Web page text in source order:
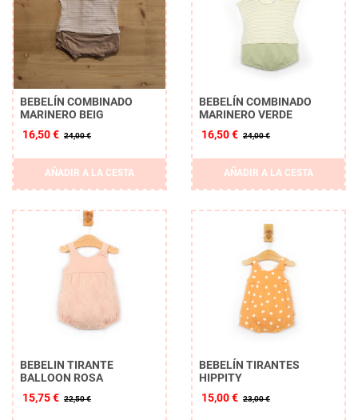
BEBELÍN COMBINADO
MARINERO BEIG
16,50 € 24,00 €
AÑADIR A LA CESTA
BEBELÍN COMBINADO
MARINERO VERDE
16,50 € 24,00 €
AÑADIR A LA CESTA
BEBELIN TIRANTE
BALLOON ROSA
15,75 € 22,50 €
BEBELÍN TIRANTES
HIPPITY
15,00 € 23,00 €